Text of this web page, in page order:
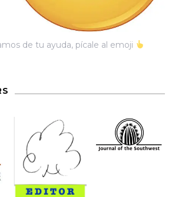
de tu ayuda, pícale al emoji